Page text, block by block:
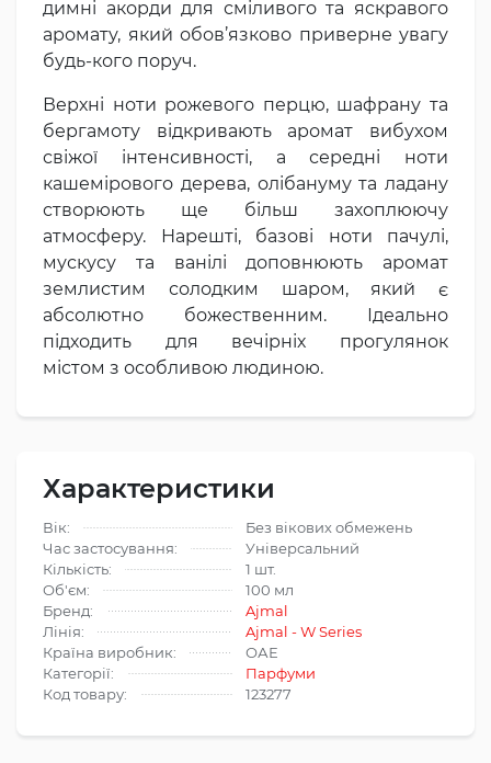
димні акорди для сміливого та яскравого
аромату, який обов’язково приверне увагу
будь-кого поруч.
Верхні ноти рожевого перцю, шафрану та
бергамоту відкривають аромат вибухом
свіжої інтенсивності, а середні ноти
кашемірового дерева, олібануму та ладану
створюють ще більш захоплюючу
атмосферу. Нарешті, базові ноти пачулі,
мускусу та ванілі доповнюють аромат
землистим солодким шаром, який є
абсолютно божественним. Ідеально
підходить для вечірніх прогулянок
містом з особливою людиною.
Характеристики
Вік:
Без вікових обмежень
Час застосування:
Універсальний
Кількість:
1 шт.
Об'єм:
100 мл
Бренд:
Ajmal
Лінія:
Ajmal - W Series
Країна виробник:
ОАЕ
Категорії:
Парфуми
Код товару:
123277